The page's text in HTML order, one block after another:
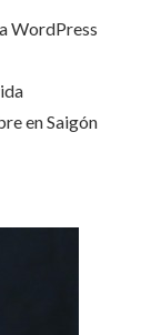
WordPress
en Saigón